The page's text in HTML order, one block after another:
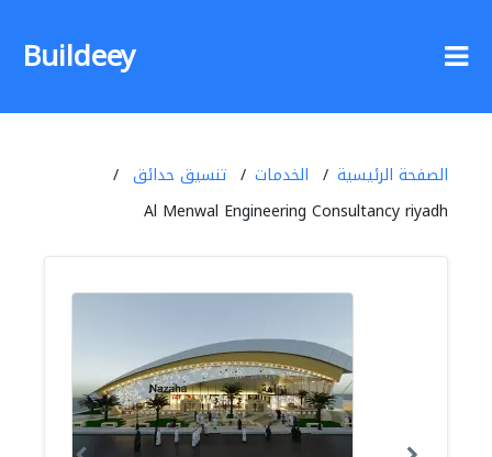
Buildeey
الصفحة الرئيسية الخدمات
تنسيق حدائق
Al Menwal Engineering Consultancy riyadh